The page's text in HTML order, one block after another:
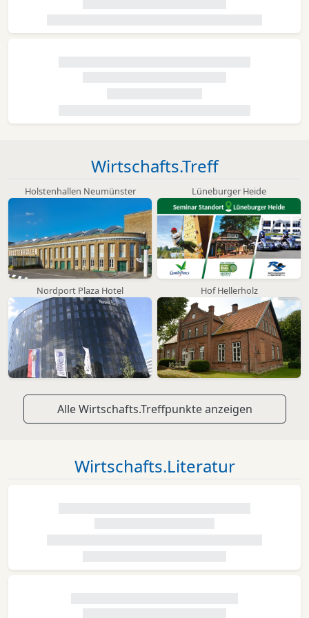
Wirtschafts.Treff
Holstenhallen Neumünster Lüneburger Heide
Nordport Plaza Hotel Hof Hellerholz
Alle Wirtschafts.Treffpunkte anzeigen
Wirtschafts.Literatur